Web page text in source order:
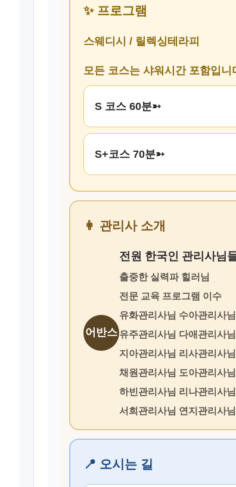
✨ 프로그램
스웨디시 / 릴렉싱테라피
모든 코스는 샤워시간 포함입니
S 코스 60분➳
S+코스 70분➳
👩 관리사 소개
어반스
전원 한국인 관리사님
출중한 실력파 힐러님
전문 교육 프로그램 이수
유화관리사님 수아관리사님
유주관리사님 다애관리사님
지아관리사님 리사관리사님
채원관리사님 도아관리사님
하빈관리사님 리나관리사님
서희관리사님 연지관리사님
📍 오시는 길